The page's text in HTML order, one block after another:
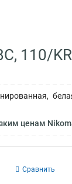
110/
ценам
Сравнить